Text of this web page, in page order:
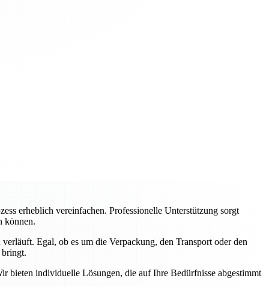
erheblich vereinfachen. Professionelle Unterstützung sorgt
können.
Egal, ob es um die Verpackung, den Transport oder den
bringt.
bieten individuelle Lösungen, die auf Ihre Bedürfnisse abgestimmt